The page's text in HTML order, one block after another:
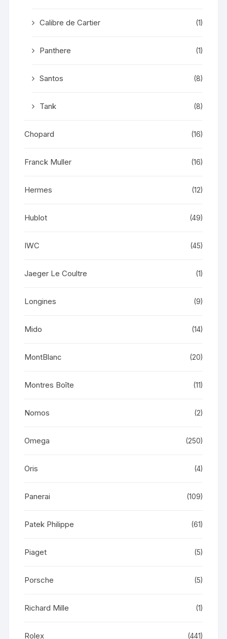
Calibre de Cartier (1)
Panthere (1)
Santos (8)
Tank (8)
Chopard (16)
Franck Muller (16)
Hermes (12)
Hublot (49)
IWC (45)
Jaeger Le Coultre (1)
Longines (9)
Mido (14)
MontBlanc (20)
Montres Boîte (11)
Nomos (2)
Omega (250)
Oris (4)
Panerai (109)
Patek Philippe (61)
Piaget (5)
Porsche (5)
Richard Mille (1)
Rolex (441)